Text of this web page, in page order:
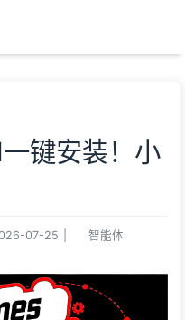
键安装！小
07-25 智能体